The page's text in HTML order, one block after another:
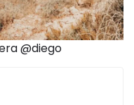
@diego